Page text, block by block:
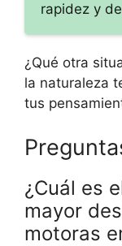
rapidez y
¿Qué otra
la naturaleza
tus
¿Cuál es
mayor
motoras